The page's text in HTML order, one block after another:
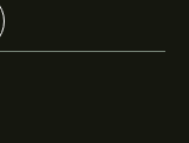
元
建議，整體共識